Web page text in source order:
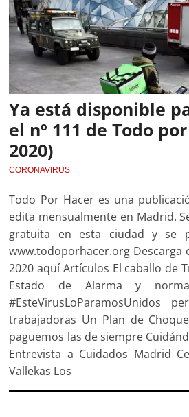
Ya está disponible
el nº 111 de Todo
2020)
CORONAVIRUS
Todo Por Hacer es una
edita mensualmente en Madrid.
gratuita en esta ciudad y se
www.todoporhacer.org Descarga
2020 aquí Artículos El caballo de
Estado de Alarma y
#EsteVirusLoParamosUnidos
trabajadoras Un Plan de
paguemos las de siempre
Entrevista a Cuidados Madrid
Vallekas Los